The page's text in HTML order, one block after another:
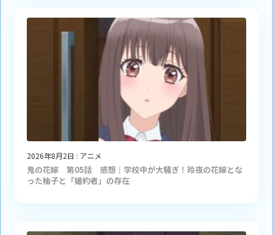
2026年8月2日 : アニメ
鬼の花嫁 第05話 感想｜学校中が大騒ぎ！玲夜の花嫁とな
った柚子と「婚約者」の存在